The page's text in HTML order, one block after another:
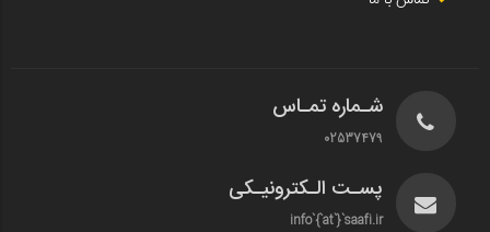
شـماره تمـاس
02537479
پسـت الـکترونیـکی
info`{`at`}`saafi.ir